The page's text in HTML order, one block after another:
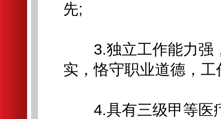
先;
3.独立工作能力强
实，恪守职业道德，
4.具有三级甲等医